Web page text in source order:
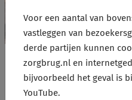
Voor een aantal van
vastleggen van
derde partijen kunnen
zorgbrug.nl en
bijvoorbeeld het geval is
YouTube.